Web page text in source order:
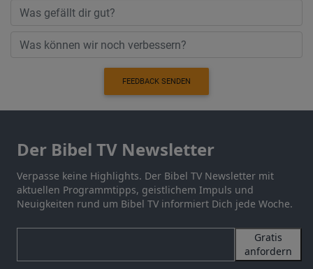
FEEDBACK SENDEN
Der Bibel TV Newsletter
Verpasse keine Highlights. Der Bibel TV Newsletter mit
aktuellen Programmtipps, geistlichem Impuls und
Neuigkeiten rund um Bibel TV informiert Dich jede Woche.
Gratis
anfordern